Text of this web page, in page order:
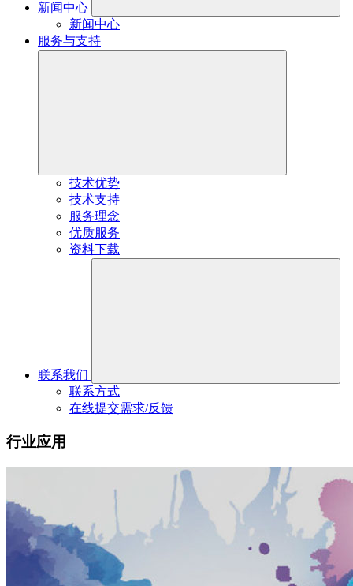
新闻中心
新闻中心
服务与支持
技术优势
技术支持
服务理念
优质服务
资料下载
联系我们
联系方式
在线提交需求/反馈
行业应用